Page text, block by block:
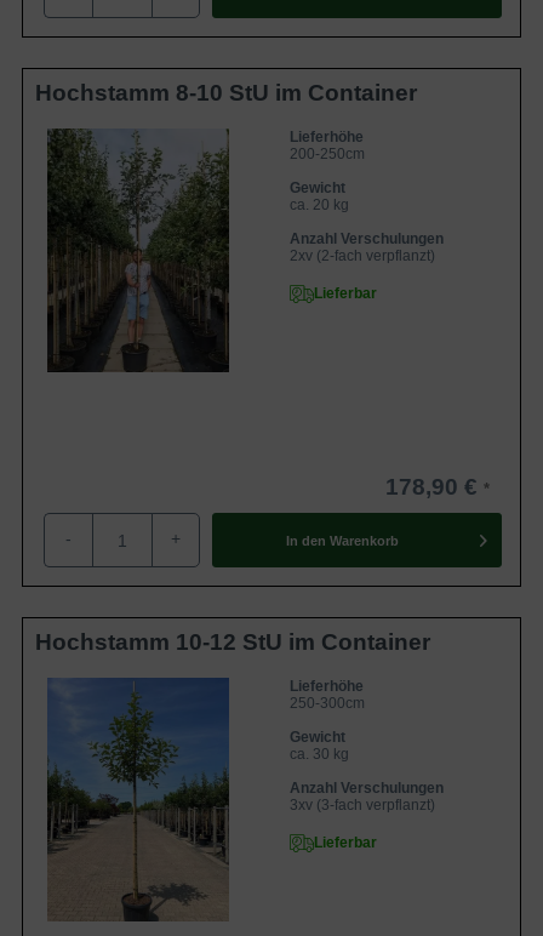
Hochstamm 8-10 StU im Container
Lieferhöhe
200-250cm
Gewicht
ca. 20 kg
Anzahl Verschulungen
2xv (2-fach verpflanzt)
Lieferbar
178,90 €
- + In den Warenkorb
Hochstamm 10-12 StU im Container
Lieferhöhe
250-300cm
Gewicht
ca. 30 kg
Anzahl Verschulungen
3xv (3-fach verpflanzt)
Lieferbar